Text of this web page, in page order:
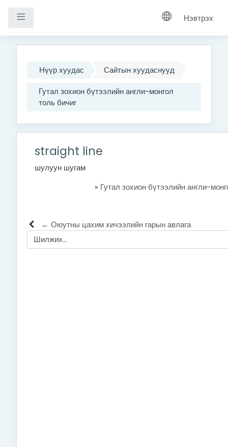
Хажуугийн самбар Нэвтрэх
Нүүр хуудас
Сайтын хуудаснууд
Гутал зохион бүтээлийн англи-монгол
толь бичиг
straight line
шулуун шугам
» Гутал зохион бүтээлийн англи-
← Оюутны цахим хичээлийн гарын авлага
Шилжих...